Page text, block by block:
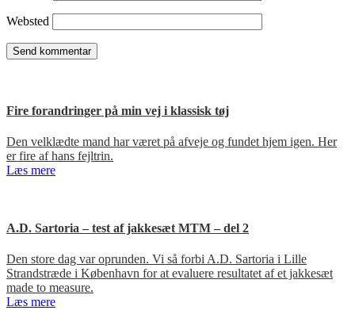
Websted
Fire forandringer på min vej i klassisk tøj
Den velklædte mand har været på afveje og fundet hjem igen. Her
er fire af hans fejltrin.
Læs mere
A.D. Sartoria – test af jakkesæt MTM – del 2
Den store dag var oprunden. Vi så forbi A.D. Sartoria i Lille
Strandstræde i København for at evaluere resultatet af et jakkesæt
made to measure.
Læs mere